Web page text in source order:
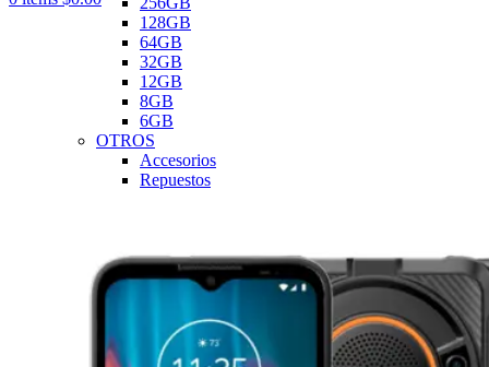
128GB
64GB
32GB
12GB
8GB
6GB
OTROS
Accesorios
Repuestos